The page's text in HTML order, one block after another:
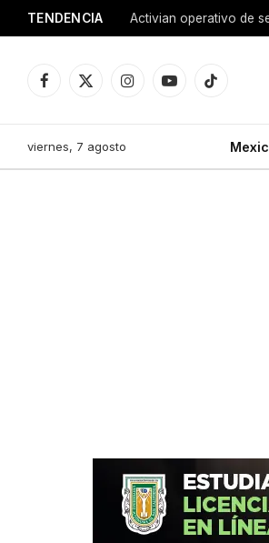
TENDENCIA Activian operativo de
Facebook
X
InstagramYouTubeTikTok
viernes, 7 agosto